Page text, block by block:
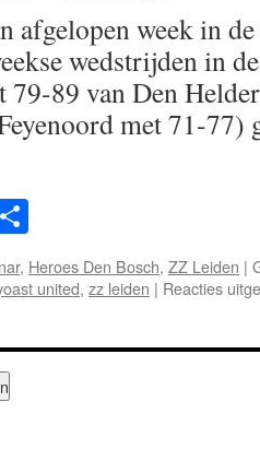
afgelopen week in
wedstrijden in
79-89 van Den
met 71-
, Heroes Den Bosch, ZZ Leiden |
united, zz leiden | Reacties